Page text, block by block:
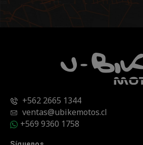
+562 2665 1344
ventas@ubikemotos.cl
+569 9360 1758